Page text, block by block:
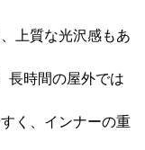
上質な光沢感もあ
長時間の屋外では
く、インナーの重